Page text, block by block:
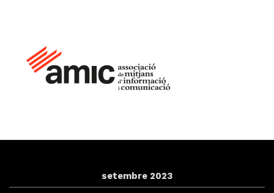
setembre 2023